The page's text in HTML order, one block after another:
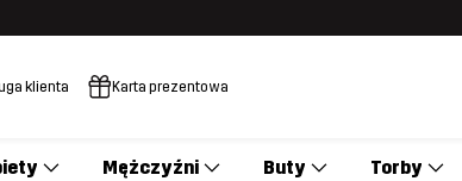
klienta Karta prezentowa
Mężczyźni Buty Torby